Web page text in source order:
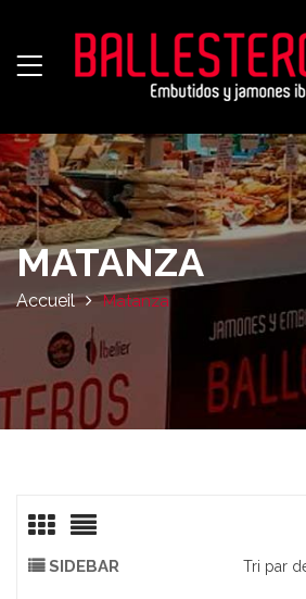
MATANZA
Accueil Matanza
SIDEBAR